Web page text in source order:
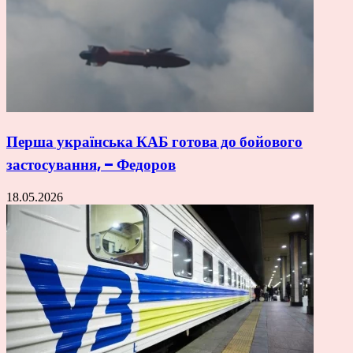
Перша українська КАБ готова до бойового
застосування, – Федоров
18.05.2026